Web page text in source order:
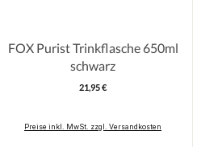
FOX Purist Trinkflasche 650ml
schwarz
Regulärer
21,95 €
Preise inkl. MwSt. zzgl. Versandkosten